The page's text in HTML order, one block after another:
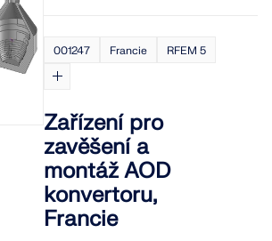
001247 Francie RFEM 5
Zařízení pro
zavěšení a
montáž AOD
konvertoru,
Francie